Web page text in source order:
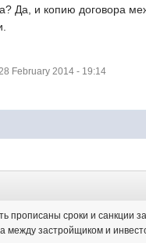
Да, и копию договора
February 2014 - 19:14
прописаны сроки и санкции
между застройщиком и